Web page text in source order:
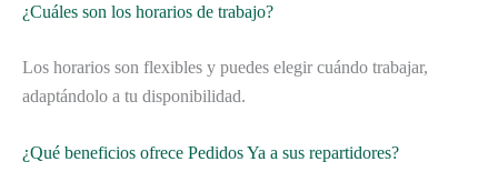
¿Cuáles son los horarios de trabajo?
Los horarios son flexibles y puedes elegir cuándo trabajar,
adaptándolo a tu disponibilidad.
¿Qué beneficios ofrece Pedidos Ya a sus repartidores?